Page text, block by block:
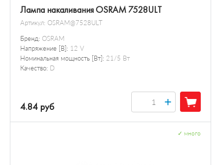
Лампа накаливания OSRAM 7528ULT
Артикул: OSRAM@7528ULT
Бренд: OSRAM
Напряжение [В]: 12 V
Номинальная мощность [Вт]: 21/5 Вт
Качество: D
4.84 руб +
много